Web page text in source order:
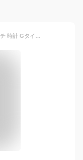
＼2000円OFFクーポン+さらに9倍／ グッチ 時計 Gタイムレス 40mm メンズ 腕時計 YA1264106 GUCCI ブラック 高級 ブランド おしゃれ 防水 プレゼント 男性 実用的